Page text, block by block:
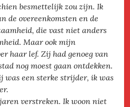
besmettelijk zou zijn. Ik
de overeenkomsten en de
die vast niet anders
Maar ook mijn
haar lef. Zij had genoeg van
nog moest gaan ontdekken.
was een sterke strijder, ik was
verstreken. Ik woon niet